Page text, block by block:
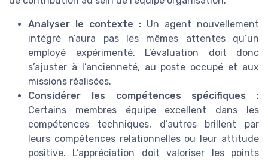
Analyser le contexte : Un agent nouvellement
intégré n’aura pas les mêmes attentes qu’un
employé expérimenté. L’évaluation doit donc
s’ajuster à l’ancienneté, au poste occupé et aux
missions réalisées.
Considérer les compétences spécifiques :
Certains membres équipe excellent dans les
compétences techniques, d’autres brillent par
leurs compétences relationnelles ou leur attitude
positive. L’appréciation doit valoriser les points